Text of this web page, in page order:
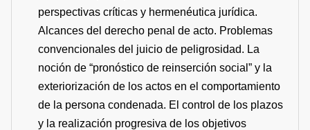
perspectivas críticas y hermenéutica jurídica.
Alcances del derecho penal de acto. Problemas
convencionales del juicio de peligrosidad. La
noción de “pronóstico de reinserción social” y la
exteriorización de los actos en el comportamiento
de la persona condenada. El control de los plazos
y la realización progresiva de los objetivos